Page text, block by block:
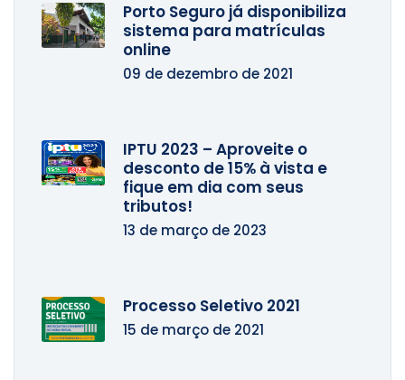
Porto Seguro já disponibiliza
sistema para matrículas
online
09 de dezembro de 2021
IPTU 2023 – Aproveite o
desconto de 15% à vista e
fique em dia com seus
tributos!
13 de março de 2023
Processo Seletivo 2021
15 de março de 2021